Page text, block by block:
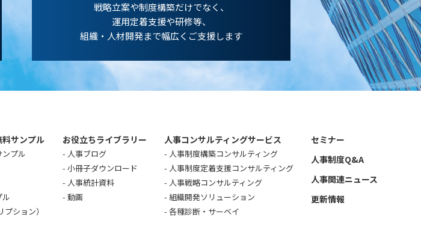
戦略立案や制度構築だけでなく、
運用定着支援や研修等、
組織・人材開発まで幅広くご支援します
サンプル
プル
ル
プション）
お役立ちライブラリー
人事ブログ
小冊子ダウンロード
人事統計資料
動画
人事コンサルティングサービス
人事制度構築コンサルティング
人事制度定着支援コンサルティング
人事戦略コンサルティング
組織開発ソリューション
各種診断・サーベイ
セミナー
人事制度Q&A
人事関連ニュース
更新情報